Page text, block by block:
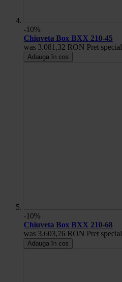
-10%
Chiuveta Box BXX 210-45
was 3.081,32 RON Pret special
Adauga în cos
-10%
Chiuveta Box BXX 210-68
was 3.603,76 RON Pret special
Adauga în cos